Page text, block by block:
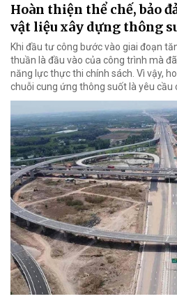
Hoàn thiện thể chế, bảo
vật liệu xây dựng thông
Khi đầu tư công bước vào giai đoạn
thuần là đầu vào của công trình mà
năng lực thực thi chính sách. Vì vậy,
chuỗi cung ứng thông suốt là yêu cầu